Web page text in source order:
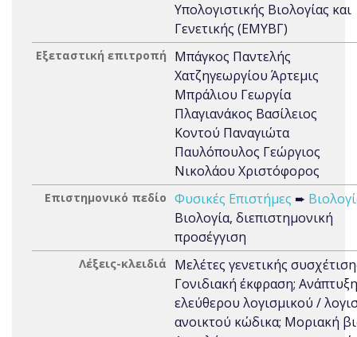
Υπολογιστικής Βιολογίας και
Γενετικής (ΕΜΥΒΓ)
Εξεταστική επιτροπή
Μπάγκος Παντελής
Χατζηγεωργίου Άρτεμις
Μπράλιου Γεωργία
Πλαγιανάκος Βασίλειος
Κοντού Παναγιώτα
Παυλόπουλος Γεώργιος
Νικολάου Χριστόφορος
Επιστημονικό πεδίο Φυσικές Επιστήμες ➨
Βιολογία, διεπιστημονική
προσέγγιση
Λέξεις-κλειδιά
Μελέτες γενετικής
Γονιδιακή έκφραση; Ανάπτυξη
ελεύθερου λογισμικού /
ανοικτού κώδικα; Μοριακή